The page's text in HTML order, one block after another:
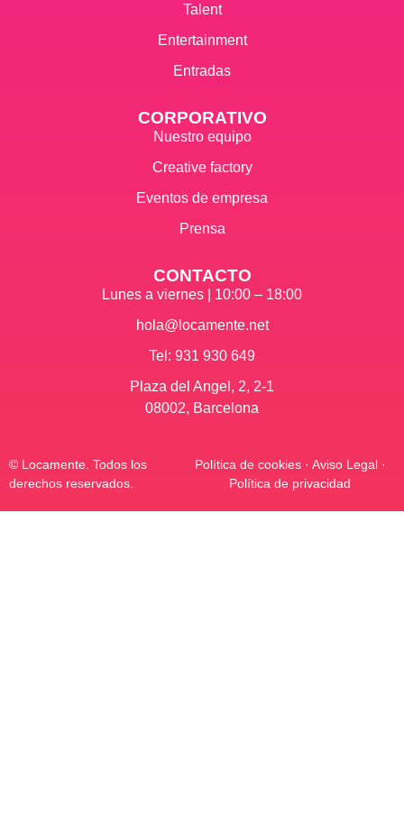
Talent
Entertainment
Entradas
CORPORATIVO
Nuestro equipo
Creative factory
Eventos de empresa
Prensa
CONTACTO
Lunes a viernes | 10:00 – 18:00
hola@locamente.net
Tel: 931 930 649
Plaza del Angel, 2, 2-1
08002, Barcelona
© Locamente. Todos los
derechos reservados.
Política de cookies· Aviso Legal·
Política de privacidad